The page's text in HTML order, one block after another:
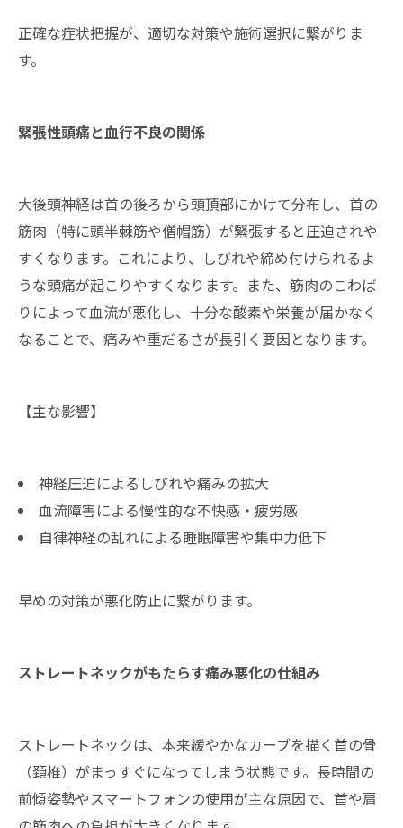
正確な症状把握が、適切な対策や施術選択に繋がりま
す。
緊張性頭痛と血行不良の関係
大後頭神経は首の後ろから頭頂部にかけて分布し、首の
筋肉（特に頭半棘筋や僧帽筋）が緊張すると圧迫されや
すくなります。これにより、しびれや締め付けられるよ
うな頭痛が起こりやすくなります。また、筋肉のこわば
りによって血流が悪化し、十分な酸素や栄養が届かなく
なることで、痛みや重だるさが長引く要因となります。
【主な影響】
神経圧迫によるしびれや痛みの拡大
血流障害による慢性的な不快感・疲労感
自律神経の乱れによる睡眠障害や集中力低下
早めの対策が悪化防止に繋がります。
ストレートネックがもたらす痛み悪化の仕組み
ストレートネックは、本来緩やかなカーブを描く首の骨
（頚椎）がまっすぐになってしまう状態です。長時間の
前傾姿勢やスマートフォンの使用が主な原因で、首や肩